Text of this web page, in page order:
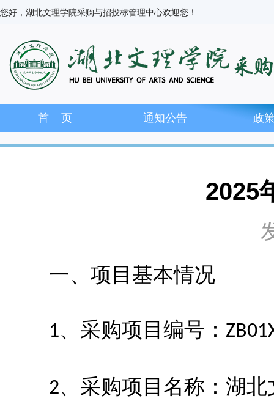
您好，湖北文理学院采购与招投标管理中心欢迎您！
首 页 通知公告 政
2025
一、项目基本情况
1、采购项目编号：
2、采购项目名称：湖北